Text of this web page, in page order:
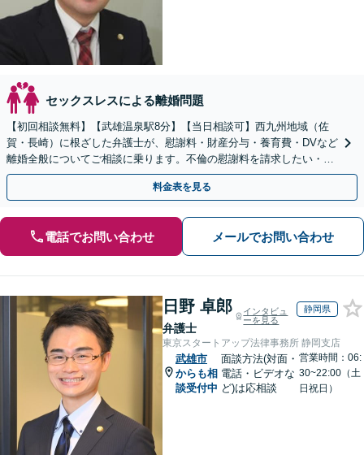
セックスレスによる離婚問題
【初回相談無料】【武雄温泉駅8分】【当日相談可】西九州地域（佐
賀・長崎）に根ざした弁護士が、慰謝料・財産分与・養育費・DVなど
離婚全般についてご相談に乗ります。不倫の慰謝料を請求したい・請
求されたなど、男女問題全般もお気軽にご相談ください。
料金表を見る
電話でお問い合わせ メールでお問い合わせ
日野 卓郎
弁護士
インタビュ
ーを見る
静岡県
東京スタートアップ法律事務所 静岡支店
武雄市
からも相
談受付中
面談方法(対面・
電話・ビデオな
ど)は応相談
営業時間：06:
30~22:00（土
日祝日）